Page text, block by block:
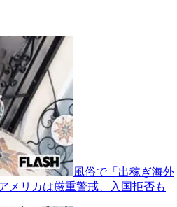
風俗で「出稼ぎ海外
メリカは厳重警戒、入国拒否も